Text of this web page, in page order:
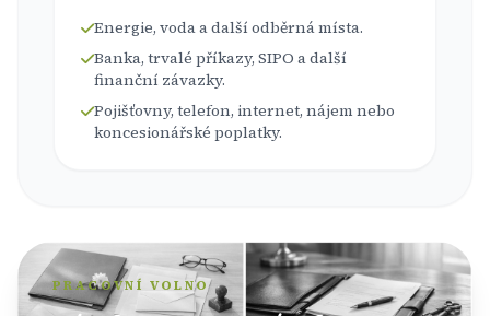
Energie, voda a další odběrná místa.
Banka, trvalé příkazy, SIPO a další
finanční závazky.
Pojišťovny, telefon, internet, nájem nebo
koncesionářské poplatky.
PRACOVNÍ VOLNO